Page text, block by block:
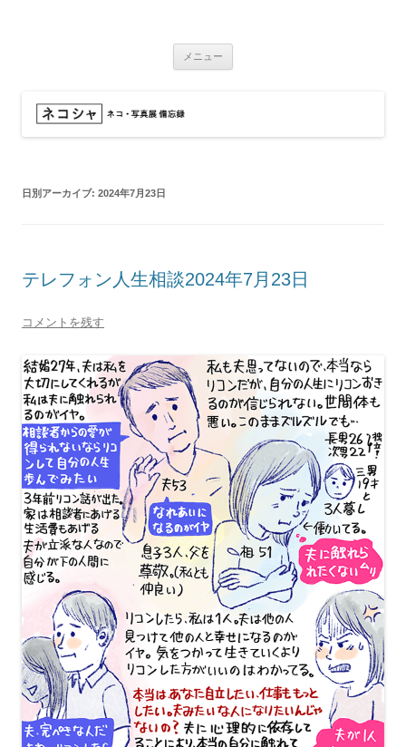
メニュー
日別アーカイブ: 2024年7月23日
テレフォン人生相談2024年7月23日
コメントを残す